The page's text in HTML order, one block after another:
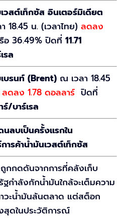
วสต์เท็กซัส อินเตอร์มิเดียต
18.45 น. (เวลาไทย) ลดลง
อ 36.49% ปิดที่ 11.71
รล
บรนท์ (Brent) ณ เวลา 18.45
ลดลง 1.78 ดอลลาร์ ปิดที่
/บาร์เรล
ลบเป็นครั้งแรกใน
ารค้าน้ำมันเวสต์เท็กซัส
กกดดันจากการที่คลังเก็บ
กำลังกักน้ำมันใกล้จะเต็มความ
วะน้ำมันล้นตลาด แต่สต็อก
สุดในประวัติการณ์